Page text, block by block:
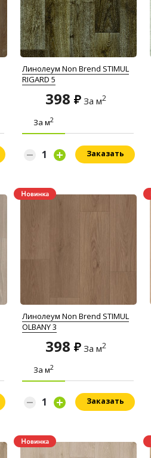
Линолеум Non Brend STIMUL
RIGARD 5
398 За м2
За м2
Заказать
Линолеум Non Brend STIMUL
OLBANY 3
398 За м2
За м2
Заказать